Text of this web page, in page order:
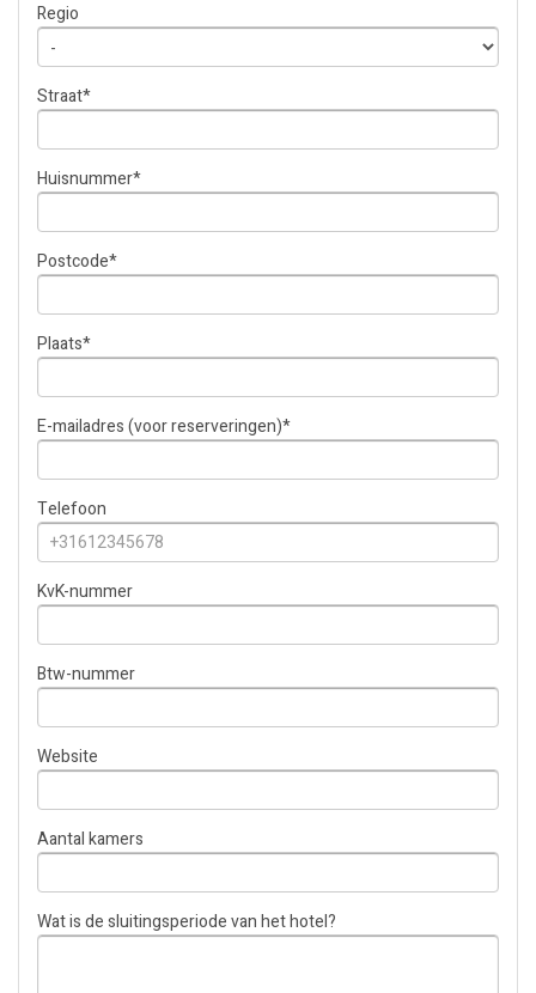
Regio
Straat*
Huisnummer*
Postcode*
Plaats*
E-mailadres (voor reserveringen)*
Telefoon
KvK-nummer
Btw-nummer
Website
Aantal kamers
Wat is de sluitingsperiode van het hotel?